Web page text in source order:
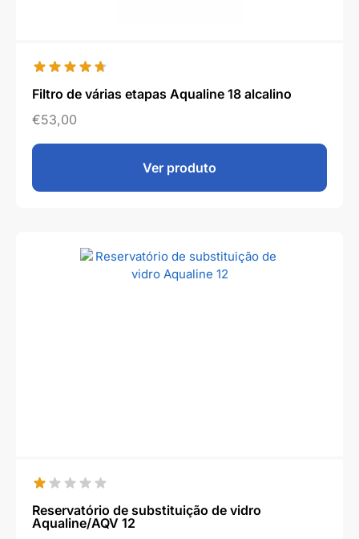
Filtro de várias etapas Aqualine 18 alcalino
€53,00
Ver produto
Reservatório de substituição de vidro
Aqualine/AQV 12